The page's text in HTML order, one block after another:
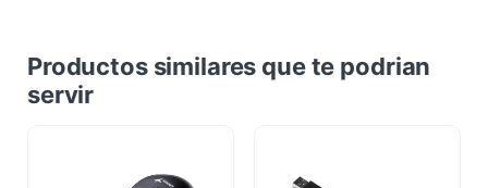
Productos similares que te podrian
servir